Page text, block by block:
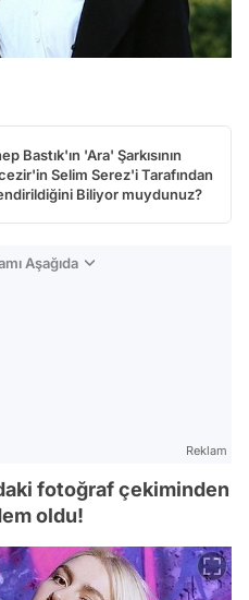
Bastık'ın 'Ara' Şarkısının
Selim Serez'i Tarafından
Biliyor muydunuz?
Aşağıda
Reklam
fotoğraf çekiminden
oldu!